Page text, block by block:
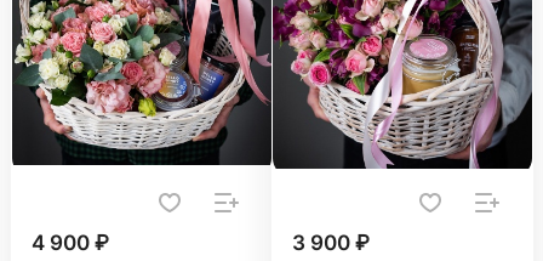
4 900 ₽ 3 900 ₽